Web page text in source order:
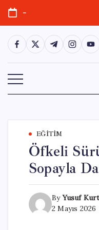
Skip
content
-
https://https://https://t.me/
https://
EĞITIM
Öfkeli
Sopayla
ByYusuf
2 Mayıs 2026